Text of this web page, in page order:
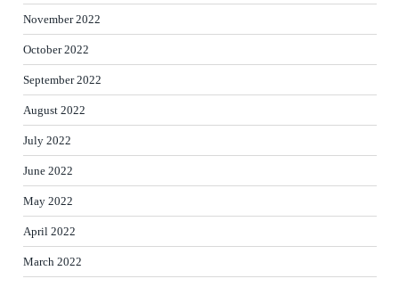
November 2022
October 2022
September 2022
August 2022
July 2022
June 2022
May 2022
April 2022
March 2022